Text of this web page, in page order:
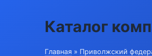
Каталог
Главная » Приволжский